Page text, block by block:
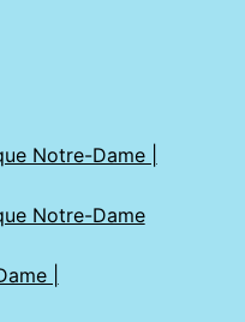
Notre-Dame |
Notre-Dame
|